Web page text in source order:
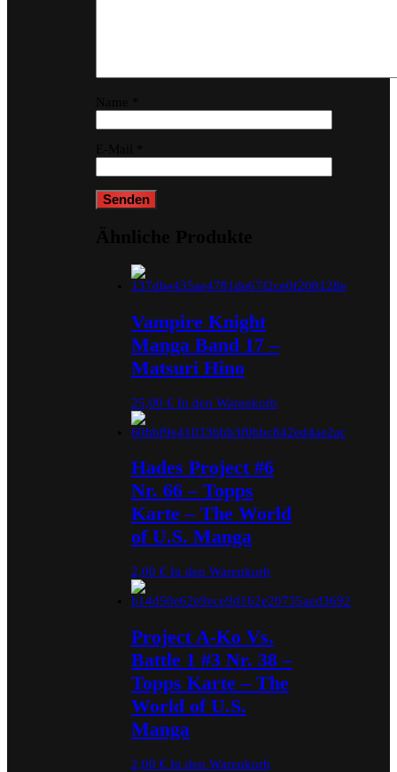
Vampire Knight
Manga Band 17 –
Matsuri Hino
25,00 € In den Warenkorb
Hades Project #6
Nr. 66 – Topps
Karte – The World
of U.S. Manga
2,00 € In den Warenkorb
Project A-Ko Vs.
Battle 1 #3 Nr. 38 –
Topps Karte – The
World of U.S.
Manga
2,00 € In den Warenkorb